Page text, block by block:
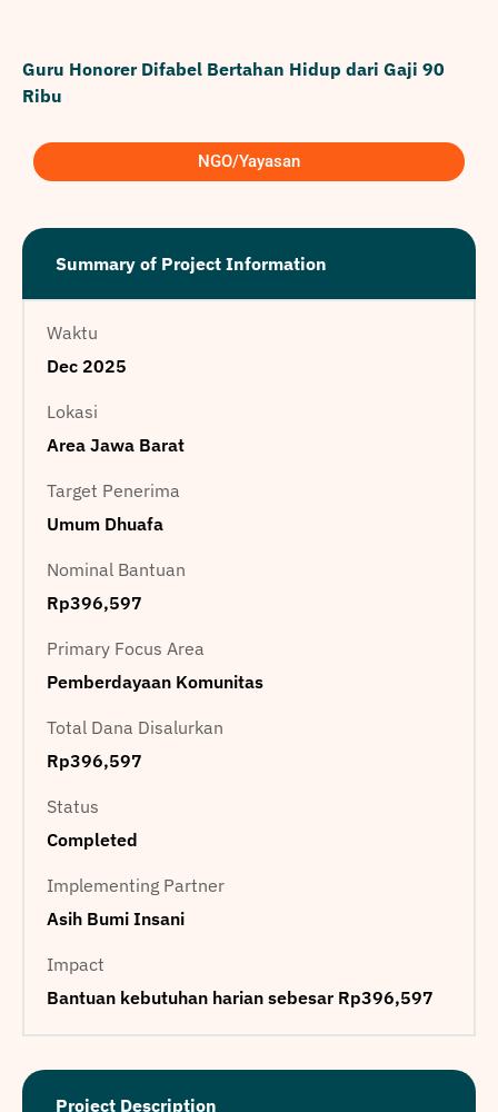
Guru Honorer Difabel Bertahan Hidup dari Gaji 90
Ribu
NGO/Yayasan
Summary of Project Information
Waktu
Dec 2025
Lokasi
Area Jawa Barat
Target Penerima
Umum Dhuafa
Nominal Bantuan
Rp396,597
Primary Focus Area
Pemberdayaan Komunitas
Total Dana Disalurkan
Rp396,597
Status
Completed
Implementing Partner
Asih Bumi Insani
Impact
Bantuan kebutuhan harian sebesar Rp396,597
Project Description